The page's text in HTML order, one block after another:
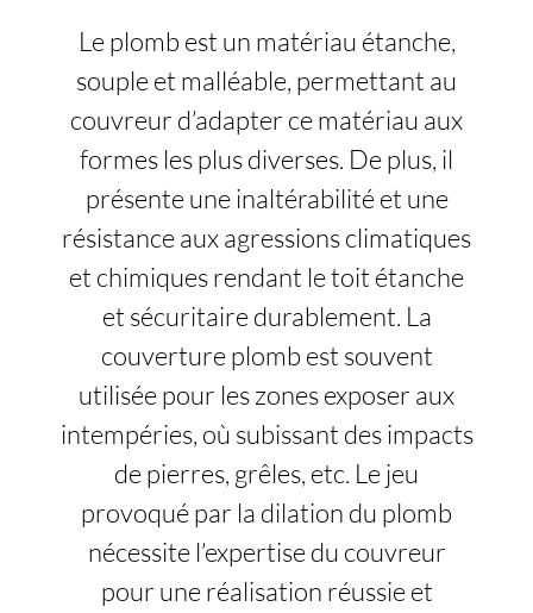
Le plomb est un matériau étanche,
souple et malléable, permettant au
couvreur d’adapter ce matériau aux
formes les plus diverses. De plus, il
présente une inaltérabilité et une
résistance aux agressions climatiques
et chimiques rendant le toit étanche
et sécuritaire durablement. La
couverture plomb est souvent
utilisée pour les zones exposer aux
intempéries, où subissant des impacts
de pierres, grêles, etc. Le jeu
provoqué par la dilation du plomb
nécessite l’expertise du couvreur
pour une réalisation réussie et